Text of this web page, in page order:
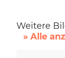
Weitere
» Alle